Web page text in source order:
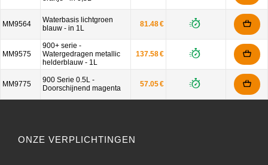
MM9564
Waterbasis lichtgroen
blauw - in 1L
81.48 €
MM9575
900+ serie -
Watergedragen metallic
helderblauw - 1L
137.58 €
MM9775
900 Serie 0.5L -
Doorschijnend magenta
57.05 €
ONZE VERPLICHTINGEN